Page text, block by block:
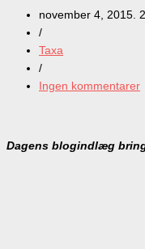
november 4, 2015.
/
Taxa
/
Ingen kommentarer
Dagens blogindlæg